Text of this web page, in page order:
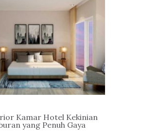
Kamar Hotel Kekinian
yang Penuh Gaya